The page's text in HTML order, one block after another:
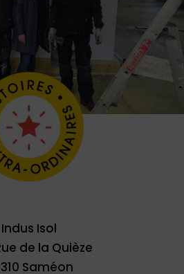
Indus Isol
de la Quièze
Saméon